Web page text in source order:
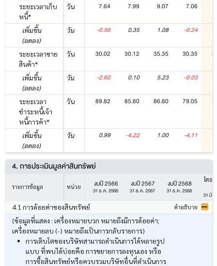
ระยะเวลาเก็บ
หนี้*
วัน 7.64 7.99 9.07 7.06
เพิ่มขึ้น
(ลดลง)
วัน -0.56 0.35 1.08 -0.24
ระยะเวลาขาย
สินค้า*
วัน 30.02 30.12 35.35 30.35
เพิ่มขึ้น
(ลดลง)
วัน -2.60 0.10 5.23 -0.03
ระยะเวลา
ชำระหนี้เจ้า
หนี้การค้า*
วัน 89.82 85.60 86.60 79.05
เพิ่มขึ้น
(ลดลง)
วัน 0.99 -4.22 1.00 -4.11
4. การประเมินมูลค่าสินทรัพย์
รายการข้อมูล หน่วย งบปี 2566
31 ธ.ค. 2566
งบปี 2567
31 ธ.ค. 2567
งบปี 2568
31 ธ.ค. 2568
ไตร
31 มี.
4.1 การด้อยค่าของสินทรัพย์ คำอธิบาย
(ข้อมูลที่แสดง : เครื่องหมายบวก หมายถึงมีการด้อยค่า;
เครื่องหมายลบ (-) หมายถึงเป็นการกลับรายการ)
การเติบโตของบริษัทสามารถดำเนินการได้หลายรูป
แบบ ที่พบได้บ่อยคือ การขยายการลงทุนเอง หรือ
การซื้อสินทรัพย์หรือควบรวมบริษัทอื่นที่ดำเนินการ